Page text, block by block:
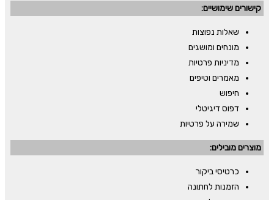
קישורים שימושיים:
שאלות נפוצות
מונחים ומושגים
מדיניות פרטיות
מאמרים וטיפים
חיפוש
דפוס דיגיטלי
שמירה על פרטיות
מוצרים מובילים:
כרטיסי ביקור
הזמנות לחתונה